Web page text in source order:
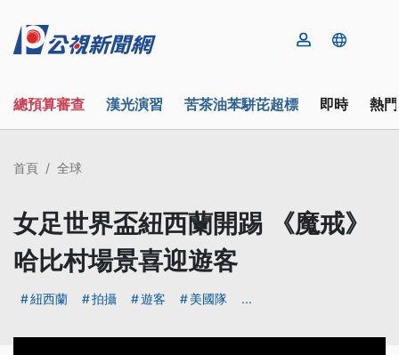
總預算審查 漢光演習 苦茶油苯駢芘超標 即時 熱
首頁 全球
女足世界盃紐西蘭開踢 《魔戒》
哈比村場景喜迎遊客
紐西蘭 拍攝 遊客 美國隊 ...